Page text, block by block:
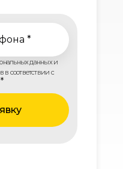
*
данных и
соответствии с
*